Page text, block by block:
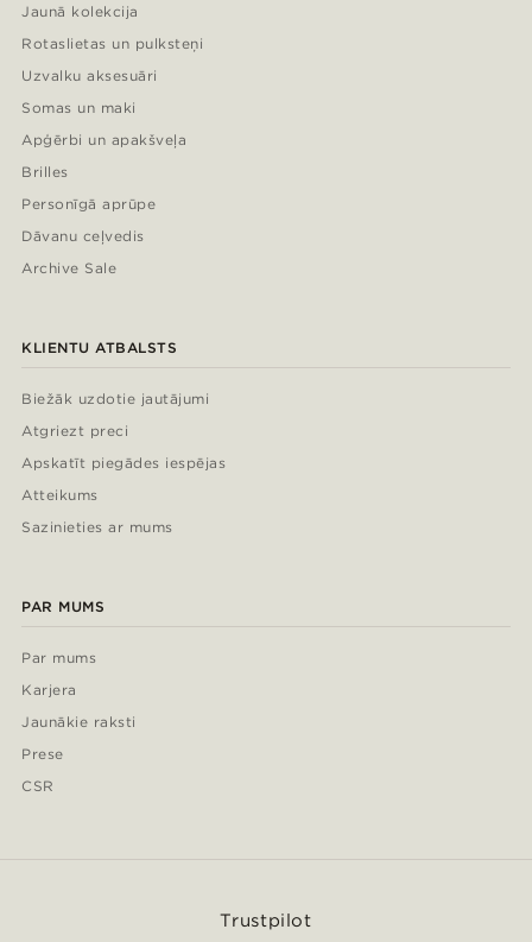
Jaunā kolekcija
Rotaslietas un pulksteņi
Uzvalku aksesuāri
Somas un maki
Apģērbi un apakšveļa
Brilles
Personīgā aprūpe
Dāvanu ceļvedis
Archive Sale
KLIENTU ATBALSTS
Biežāk uzdotie jautājumi
Atgriezt preci
Apskatīt piegādes iespējas
Atteikums
Sazinieties ar mums
PAR MUMS
Par mums
Karjera
Jaunākie raksti
Prese
CSR
Trustpilot